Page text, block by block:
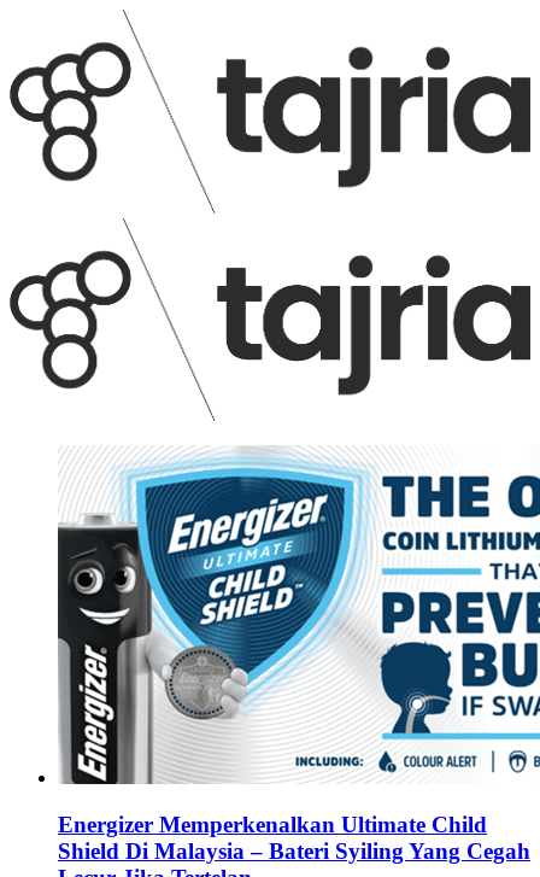
Energizer Memperkenalkan Ultimate Child
Shield Di Malaysia – Bateri Syiling Yang Cegah